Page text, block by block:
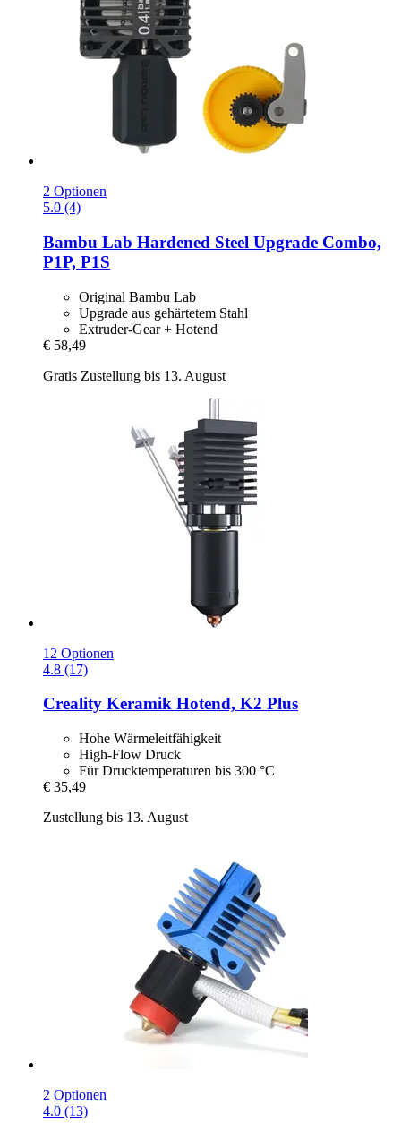
2 Optionen
5.0 (4)
Bambu Lab Hardened Steel Upgrade Combo,
P1P, P1S
Original Bambu Lab
Upgrade aus gehärtetem Stahl
Extruder-Gear + Hotend
€ 58,49
Gratis Zustellung bis 13. August
12 Optionen
4.8 (17)
Creality Keramik Hotend, K2 Plus
Hohe Wärmeleitfähigkeit
High-Flow Druck
Für Drucktemperaturen bis 300 °C
€ 35,49
Zustellung bis 13. August
2 Optionen
4.0 (13)